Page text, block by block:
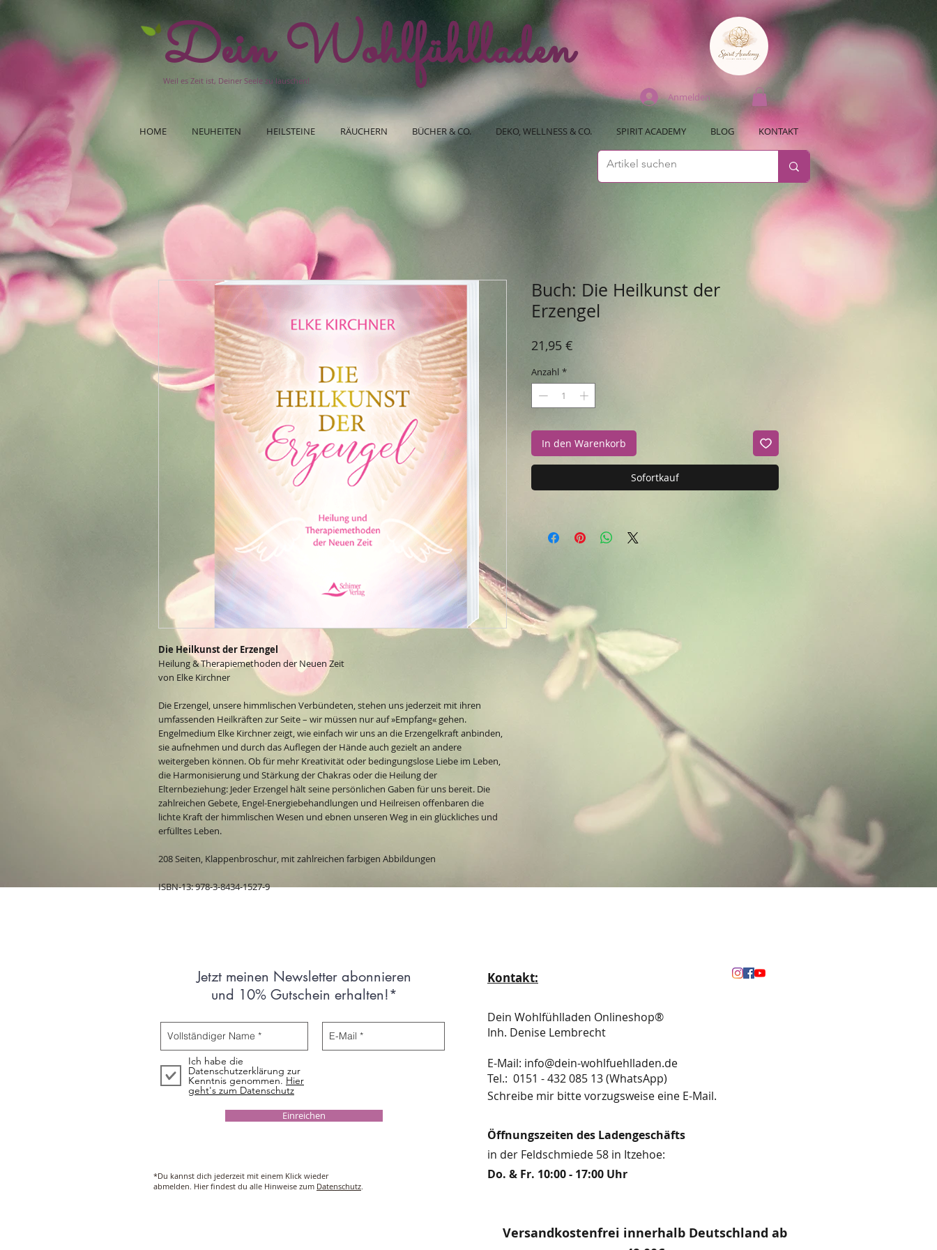
Dein Wohlfühlladen
Weil es Zeit ist, Deiner Seele zu lauschen!
Anmelden
HOME NEUHEITEN HEILSTEINE RÄUCHERN BÜCHER & CO. DEKO, WELLNESS & CO. SPIRIT ACADEMY BLOG KONTAKT
Die Heilkunst der Erzengel
Heilung & Therapiemethoden der Neuen Zeit
von Elke Kirchner
Die Erzengel, unsere himmlischen Verbündeten, stehen uns jederzeit mit ihren
umfassenden Heilkräften zur Seite – wir müssen nur auf »Empfang« gehen.
Engelmedium Elke Kirchner zeigt, wie einfach wir uns an die Erzengelkraft anbinden,
sie aufnehmen und durch das Auflegen der Hände auch gezielt an andere
weitergeben können. Ob für mehr Kreativität oder bedingungslose Liebe im Leben,
die Harmonisierung und Stärkung der Chakras oder die Heilung der
Elternbeziehung: Jeder Erzengel hält seine persönlichen Gaben für uns bereit. Die
zahlreichen Gebete, Engel-Energiebehandlungen und Heilreisen offenbaren die
lichte Kraft der himmlischen Wesen und ebnen unseren Weg in ein glückliches und
erfülltes Leben.
208 Seiten, Klappenbroschur, mit zahlreichen farbigen Abbildungen
ISBN-13: 978-3-8434-1527-9
Buch: Die Heilkunst der
Erzengel
21,95 €
Anzahl *
In den Warenkorb
Sofortkauf
Jetzt meinen Newsletter abonnieren
und 10% Gutschein erhalten!*
Ich habe die
Datenschutzerklärung zur
Kenntnis genommen. Hier
geht's zum Datenschutz
Einreichen
*Du kannst dich jederzeit mit einem Klick wieder
abmelden. Hier findest du alle Hinweise zum Datenschutz.
Kontakt:
Dein Wohlfühlladen Onlineshop®
Inh. Denise Lembrecht
E-Mail: info@dein-wohlfuehlladen.de
​​​​​​​​​​​​​​​​​​​​Tel.: 0151 - 432 085 13 (WhatsApp)
Schreibe mir bitte vorzugsweise eine E-Mail.
Öffnungszeiten des Ladengeschäfts
in der Feldschmiede 58 in Itzehoe:
Do. & Fr. 10:00 - 17:00 Uhr
Versandkostenfrei innerhalb Deutschland ab